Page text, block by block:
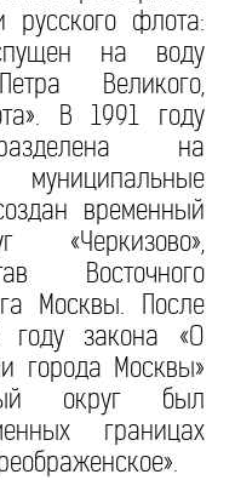
флота:
на воду
Великого,
В 1991 году
на
временный
«Черкизово»,
Восточного
Москвы. После
закона «О
города Москвы»
округ был
границах